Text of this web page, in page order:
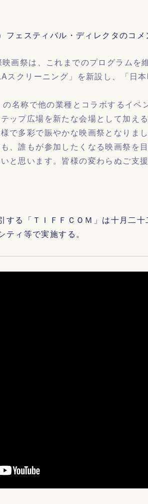
フェスティバル・ディレクタのコメ
画祭は、これまでのプログラムを
スクリーニング」を新設し、「日
名称で他の業種とコラボするイベ
ップ広場を新たな会場として加え
で多彩で賑やかな映画祭となりまし
、誰もが参加したくなる映画祭を
と思います。皆様の変わらぬご支
する「ＴＩＦＦＣＯＭ」は十月二
ィ等で実施する。